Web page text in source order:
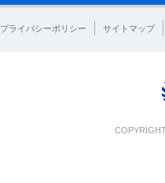
プライバシーポリシー サイトマップ